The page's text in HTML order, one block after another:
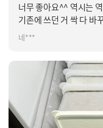
너무 좋아요^^ 역시는
기존에 쓰던 거 싹 다 바
큼만 구매했어요.
네***